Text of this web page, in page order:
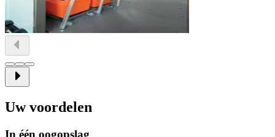
Uw voordelen
In één oogopslag